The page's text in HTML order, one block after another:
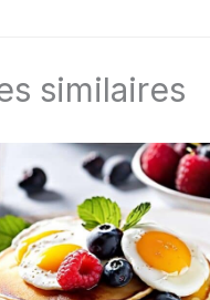
similaires